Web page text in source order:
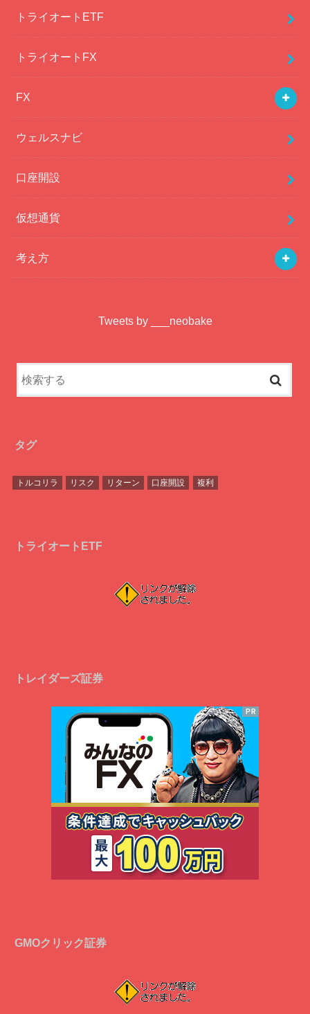
トライオートETF
トライオートFX
FX
ウェルスナビ
口座開設
仮想通貨
考え方
Tweets by ___neobake
タグ
トルコリラ リスク リターン 口座開設 複利
トライオートETF
トレイダーズ証券
GMOクリック証券